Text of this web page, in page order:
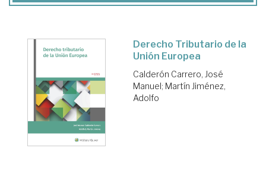
Derecho Tributario de la
Unión Europea
Calderón Carrero, José
Manuel; Martín Jiménez,
Adolfo